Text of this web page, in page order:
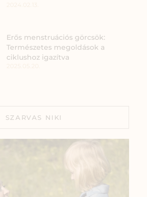
Erős menstruációs görcsök:
Természetes megoldások a
ciklushoz igazítva
SZARVAS NIKI